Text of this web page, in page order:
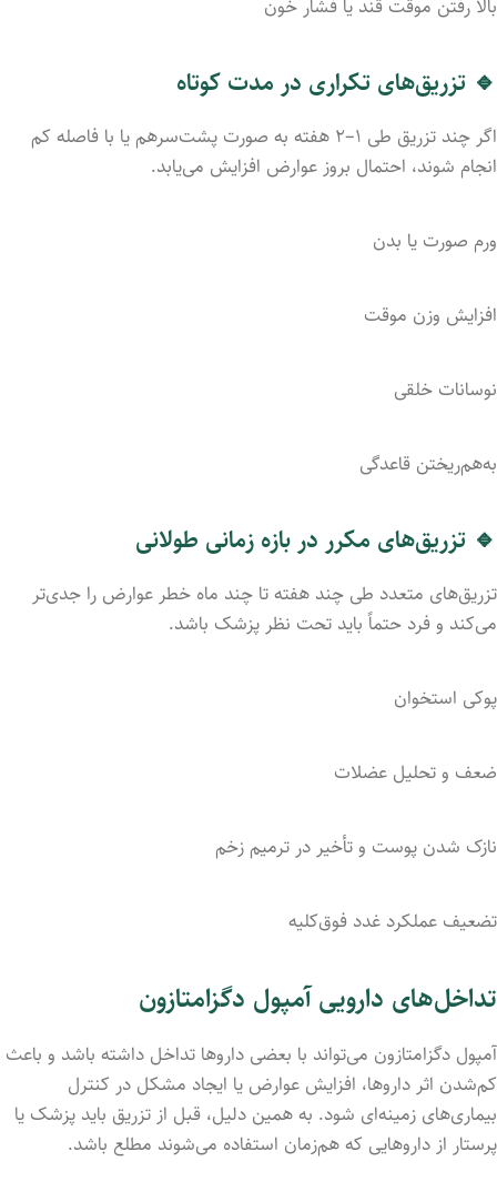
بالا رفتن موقت قند یا فشار خون
🔹 تزریق‌های تکراری در مدت کوتاه
اگر چند تزریق طی ۱–۲ هفته به صورت پشت‌سرهم یا با فاصله کم
انجام شوند، احتمال بروز عوارض افزایش می‌یابد.
ورم صورت یا بدن
افزایش وزن موقت
نوسانات خلقی
به‌هم‌ریختن قاعدگی
🔹 تزریق‌های مکرر در بازه زمانی طولانی
تزریق‌های متعدد طی چند هفته تا چند ماه خطر عوارض را جدی‌تر
می‌کند و فرد حتماً باید تحت نظر پزشک باشد.
پوکی استخوان
ضعف و تحلیل عضلات
نازک شدن پوست و تأخیر در ترمیم زخم
تضعیف عملکرد غدد فوق‌کلیه
تداخل‌های دارویی آمپول دگزامتازون
آمپول دگزامتازون می‌تواند با بعضی داروها تداخل داشته باشد و باعث
کم‌شدن اثر داروها، افزایش عوارض یا ایجاد مشکل در کنترل
بیماری‌های زمینه‌ای شود. به همین دلیل، قبل از تزریق باید پزشک یا
پرستار از داروهایی که هم‌زمان استفاده می‌شوند مطلع باشد.